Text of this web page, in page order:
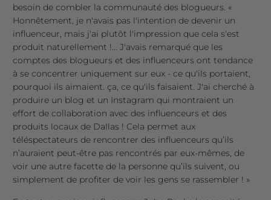
besoin de combler la communauté des blogueurs. «
Honnêtement, je n'avais pas l'intention de devenir un
influenceur, mais j'ai plutôt l'impression que cela s'est
produit naturellement !... J'avais remarqué que les
comptes des blogueurs et des influenceurs ont tendance
à se concentrer uniquement sur eux - ce qu'ils portaient,
pourquoi ils aimaient. ça, ce qu'ils faisaient. J'ai cherché à
produire un blog et un Instagram qui montraient un
effort de collaboration avec des influenceurs et des
produits locaux de Dallas ! Cela permet aux
téléspectateurs de rencontrer des influenceurs qu’ils
n’auraient peut-être pas rencontrés par eux-mêmes, de
voir une autre facette de la personne qu’ils suivent, ou
simplement de profiter de voir les gens se rassembler ! »